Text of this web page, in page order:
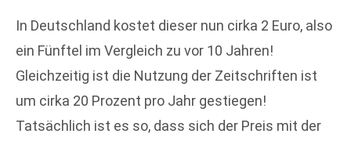
In Deutschland kostet dieser nun cirka 2 Euro, also
ein Fünftel im Vergleich zu vor 10 Jahren!
Gleichzeitig ist die Nutzung der Zeitschriften ist
um cirka 20 Prozent pro Jahr gestiegen!
Tatsächlich ist es so, dass sich der Preis mit der